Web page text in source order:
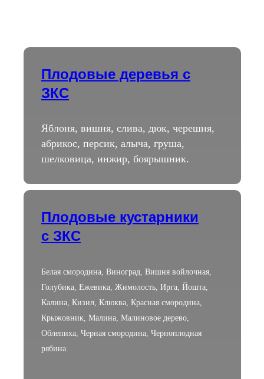
Плодовые деревья с
ЗКС
Яблоня, вишня, слива, дюк, черешня,
абрикос, персик, алыча, груша,
шелковица, инжир, боярышник.
Плодовые кустарники
с ЗКС
Белая смородина, Виноград, Вишня войлочная,
Голубика, Ежевика, Жимолость, Ирга, Йошта,
Калина, Кизил, Клюква, Красная смородина,
Крыжовник, Малина, Малиновое дерево,
Облепиха, Черная смородина, Черноплодная
рябина.